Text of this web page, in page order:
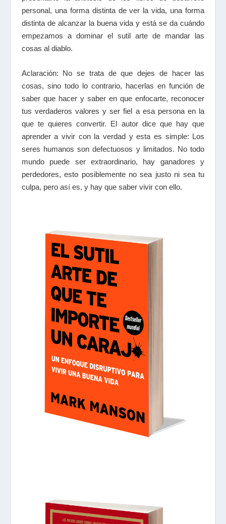
personal, una forma distinta de ver la vida, una forma
distinta de alcanzar la buena vida y está se da cuándo
empezamos a dominar el sutil arte de mandar las
cosas al diablo.
Aclaración: No se trata de que dejes de hacer las
cosas, sino todo lo contrario, hacerlas en función de
saber que hacer y saber en que enfocarte, reconocer
tus verdaderos valores y ser fiel a esa persona en la
que te quieres convertir. El autor dice que hay que
aprender a vivir con la verdad y esta es simple: Los
seres humanos son defectuosos y limitados. No todo
mundo puede ser extraordinario, hay ganadores y
perdedores, esto posiblemente no sea justo ni sea tu
culpa, pero así es, y hay que saber vivir con ello.